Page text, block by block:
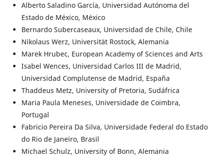
Alberto Saladino García, Universidad Autónoma del
Estado de México, México
Bernardo Subercaseaux, Universidad de Chile, Chile
Nikolaus Werz, Universität Rostock, Alemania
Marek Hrubec, European Academy of Sciences and Arts
Isabel Wences, Universidad Carlos III de Madrid,
Universidad Complutense de Madrid, España
Thaddeus Metz, University of Pretoria, Sudáfrica
Maria Paula Meneses, Universidade de Coimbra,
Portugal
Fabricio Pereira Da Silva, Universidade Federal do Estado
do Rio de Janeiro, Brasil
Michael Schulz, University of Bonn, Alemania